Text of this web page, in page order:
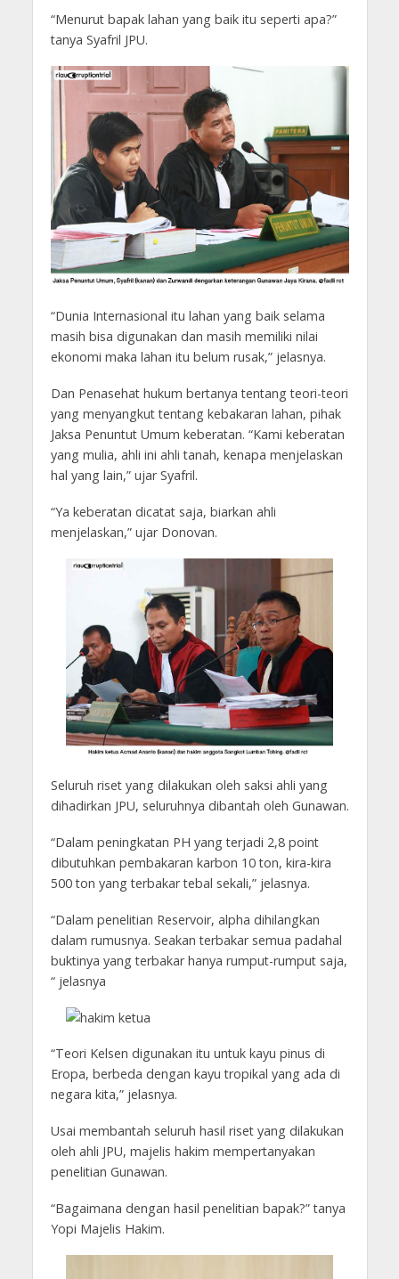
“Menurut bapak lahan yang baik itu seperti apa?”
tanya Syafril JPU.
“Dunia Internasional itu lahan yang baik selama
masih bisa digunakan dan masih memiliki nilai
ekonomi maka lahan itu belum rusak,” jelasnya.
Dan Penasehat hukum bertanya tentang teori-teori
yang menyangkut tentang kebakaran lahan, pihak
Jaksa Penuntut Umum keberatan. “Kami keberatan
yang mulia, ahli ini ahli tanah, kenapa menjelaskan
hal yang lain,” ujar Syafril.
“Ya keberatan dicatat saja, biarkan ahli
menjelaskan,” ujar Donovan.
Seluruh riset yang dilakukan oleh saksi ahli yang
dihadirkan JPU, seluruhnya dibantah oleh Gunawan.
“Dalam peningkatan PH yang terjadi 2,8 point
dibutuhkan pembakaran karbon 10 ton, kira-kira
500 ton yang terbakar tebal sekali,” jelasnya.
“Dalam penelitian Reservoir, alpha dihilangkan
dalam rumusnya. Seakan terbakar semua padahal
buktinya yang terbakar hanya rumput-rumput saja,
“ jelasnya
“Teori Kelsen digunakan itu untuk kayu pinus di
Eropa, berbeda dengan kayu tropikal yang ada di
negara kita,” jelasnya.
Usai membantah seluruh hasil riset yang dilakukan
oleh ahli JPU, majelis hakim mempertanyakan
penelitian Gunawan.
“Bagaimana dengan hasil penelitian bapak?” tanya
Yopi Majelis Hakim.